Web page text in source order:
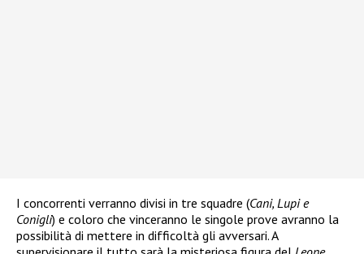
I concorrenti verranno divisi in tre squadre (Cani, Lupi e
Conigli) e coloro che vinceranno le singole prove avranno la
possibilità di mettere in difficoltà gli avversari. A